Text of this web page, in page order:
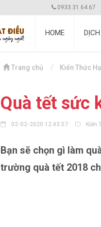
0933.31.64.67
HOME
Trang chủ Kiến Thức
Quà tết sức
02-02-2020 12:43:57 Kiến
Bạn sẽ chọn gì làm
trường quà tết 2018